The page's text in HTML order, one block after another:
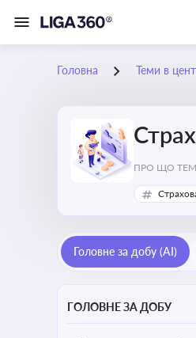
Головна Теми в
ПРО ЩО
Головне за добу (AI)
ГОЛОВНЕ ЗА ДОБУ